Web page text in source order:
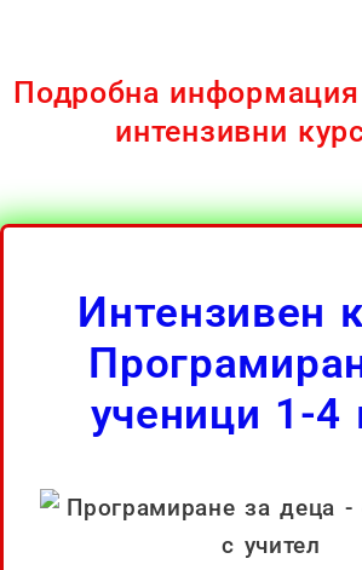
Подробна информация
интензивни
Интензивен
ученици 1-4